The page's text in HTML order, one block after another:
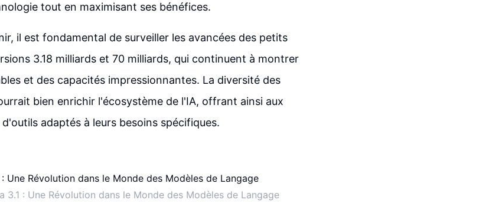
tout en maximisant ses bénéfices.
il est fondamental de surveiller les avancées des petits
3.18 milliards et 70 milliards, qui continuent à montrer
et des capacités impressionnantes. La diversité des
bien enrichir l'écosystème de l'IA, offrant ainsi aux
adaptés à leurs besoins spécifiques.
3.1 : Une Révolution dans le Monde des Modèles de Langage